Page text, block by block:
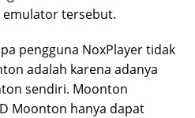
tersebut.
pengguna NoxPlayer tidak
adalah karena adanya
sendiri. Moonton
Moonton hanya dapat